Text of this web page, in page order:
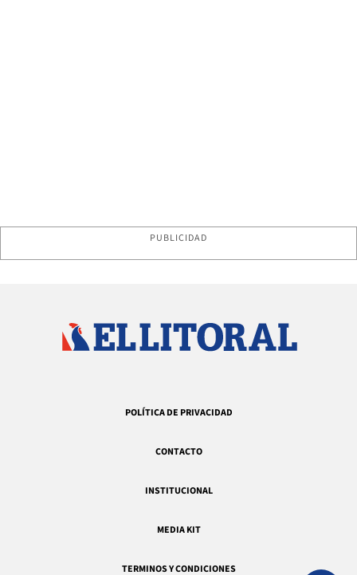
PUBLICIDAD
POLÍTICA DE PRIVACIDAD
CONTACTO
INSTITUCIONAL
MEDIA KIT
TERMINOS Y CONDICIONES